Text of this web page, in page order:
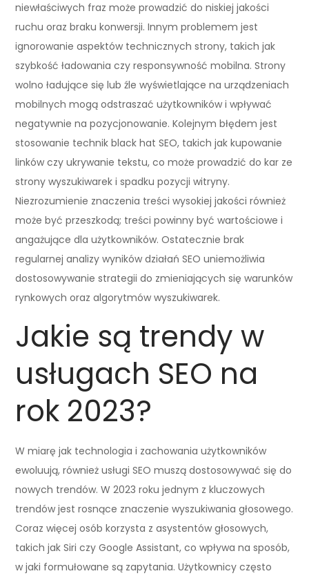
niewłaściwych fraz może prowadzić do niskiej jakości
ruchu oraz braku konwersji. Innym problemem jest
ignorowanie aspektów technicznych strony, takich jak
szybkość ładowania czy responsywność mobilna. Strony
wolno ładujące się lub źle wyświetlające na urządzeniach
mobilnych mogą odstraszać użytkowników i wpływać
negatywnie na pozycjonowanie. Kolejnym błędem jest
stosowanie technik black hat SEO, takich jak kupowanie
linków czy ukrywanie tekstu, co może prowadzić do kar ze
strony wyszukiwarek i spadku pozycji witryny.
Niezrozumienie znaczenia treści wysokiej jakości również
może być przeszkodą; treści powinny być wartościowe i
angażujące dla użytkowników. Ostatecznie brak
regularnej analizy wyników działań SEO uniemożliwia
dostosowywanie strategii do zmieniających się warunków
rynkowych oraz algorytmów wyszukiwarek.
Jakie są trendy w
usługach SEO na
rok 2023?
W miarę jak technologia i zachowania użytkowników
ewoluują, również usługi SEO muszą dostosowywać się do
nowych trendów. W 2023 roku jednym z kluczowych
trendów jest rosnące znaczenie wyszukiwania głosowego.
Coraz więcej osób korzysta z asystentów głosowych,
takich jak Siri czy Google Assistant, co wpływa na sposób,
w jaki formułowane są zapytania. Użytkownicy często